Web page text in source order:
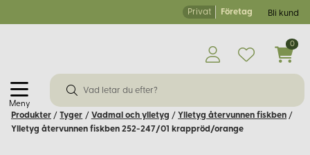
Privat Företag Bli kund
Meny
0
Produkter / Tyger / Vadmal och ylletyg / Ylletyg återvunnen fiskben /
Ylletyg återvunnen fiskben 252-247/01 krappröd/orange